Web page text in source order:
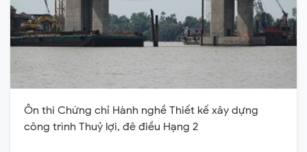
Ôn thi Chứng chỉ Hành nghề Thiết kế xây dựng
công trình Thuỷ lợi, đê điều Hạng 2